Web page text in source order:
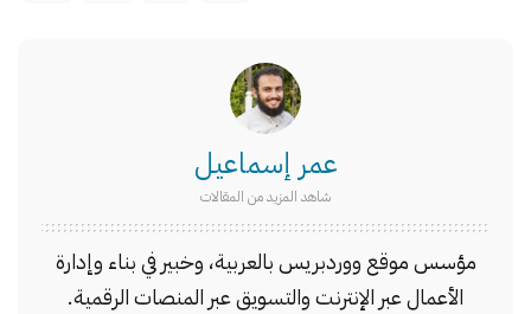
عمر إسماعيل
شاهد المزيد من المقالات
مؤسس موقع ووردبريس بالعربية، وخبير في بناء وإدارة
الأعمال عبر الإنترنت والتسويق عبر المنصات الرقمية.